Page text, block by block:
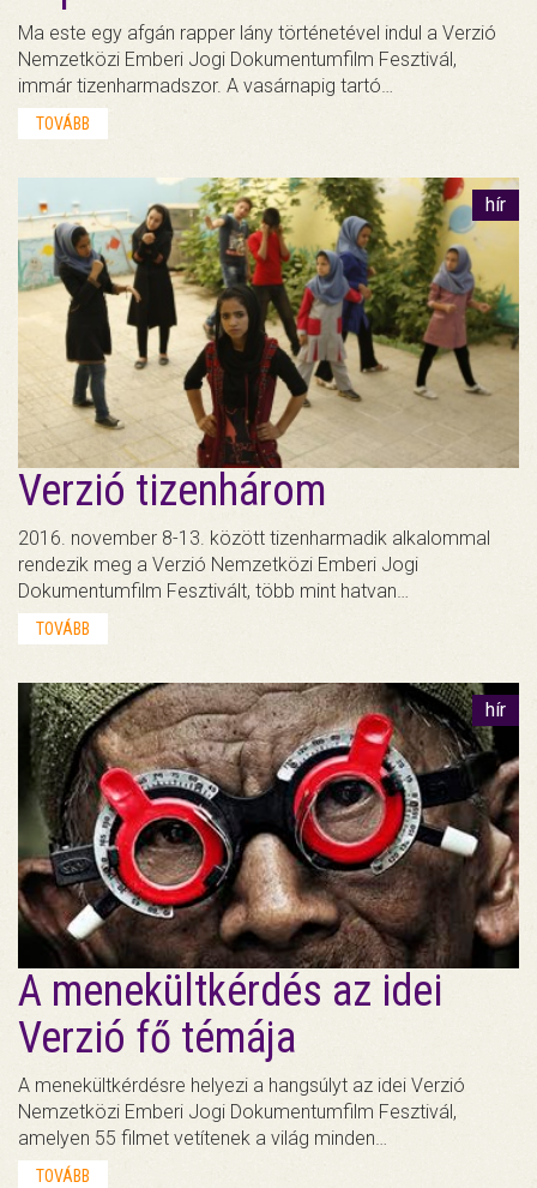
Ma este egy afgán rapper lány történetével indul a Verzió
Nemzetközi Emberi Jogi Dokumentumfilm Fesztivál,
immár tizenharmadszor. A vasárnapig tartó…
TOVÁBB
hír
Verzió tizenhárom
2016. november 8-13. között tizenharmadik alkalommal
rendezik meg a Verzió Nemzetközi Emberi Jogi
Dokumentumfilm Fesztivált, több mint hatvan…
TOVÁBB
hír
A menekültkérdés az idei
Verzió fő témája
A menekültkérdésre helyezi a hangsúlyt az idei Verzió
Nemzetközi Emberi Jogi Dokumentumfilm Fesztivál,
amelyen 55 filmet vetítenek a világ minden…
TOVÁBB